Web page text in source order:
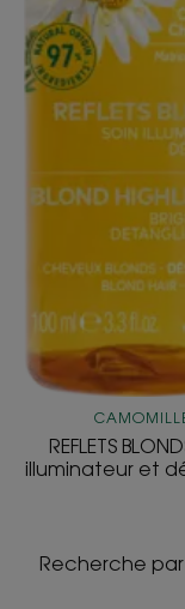
REFLETS
illuminateur et
Recherche